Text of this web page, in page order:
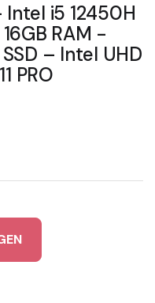
i5 12450H
RAM -
– Intel UHD
PRO